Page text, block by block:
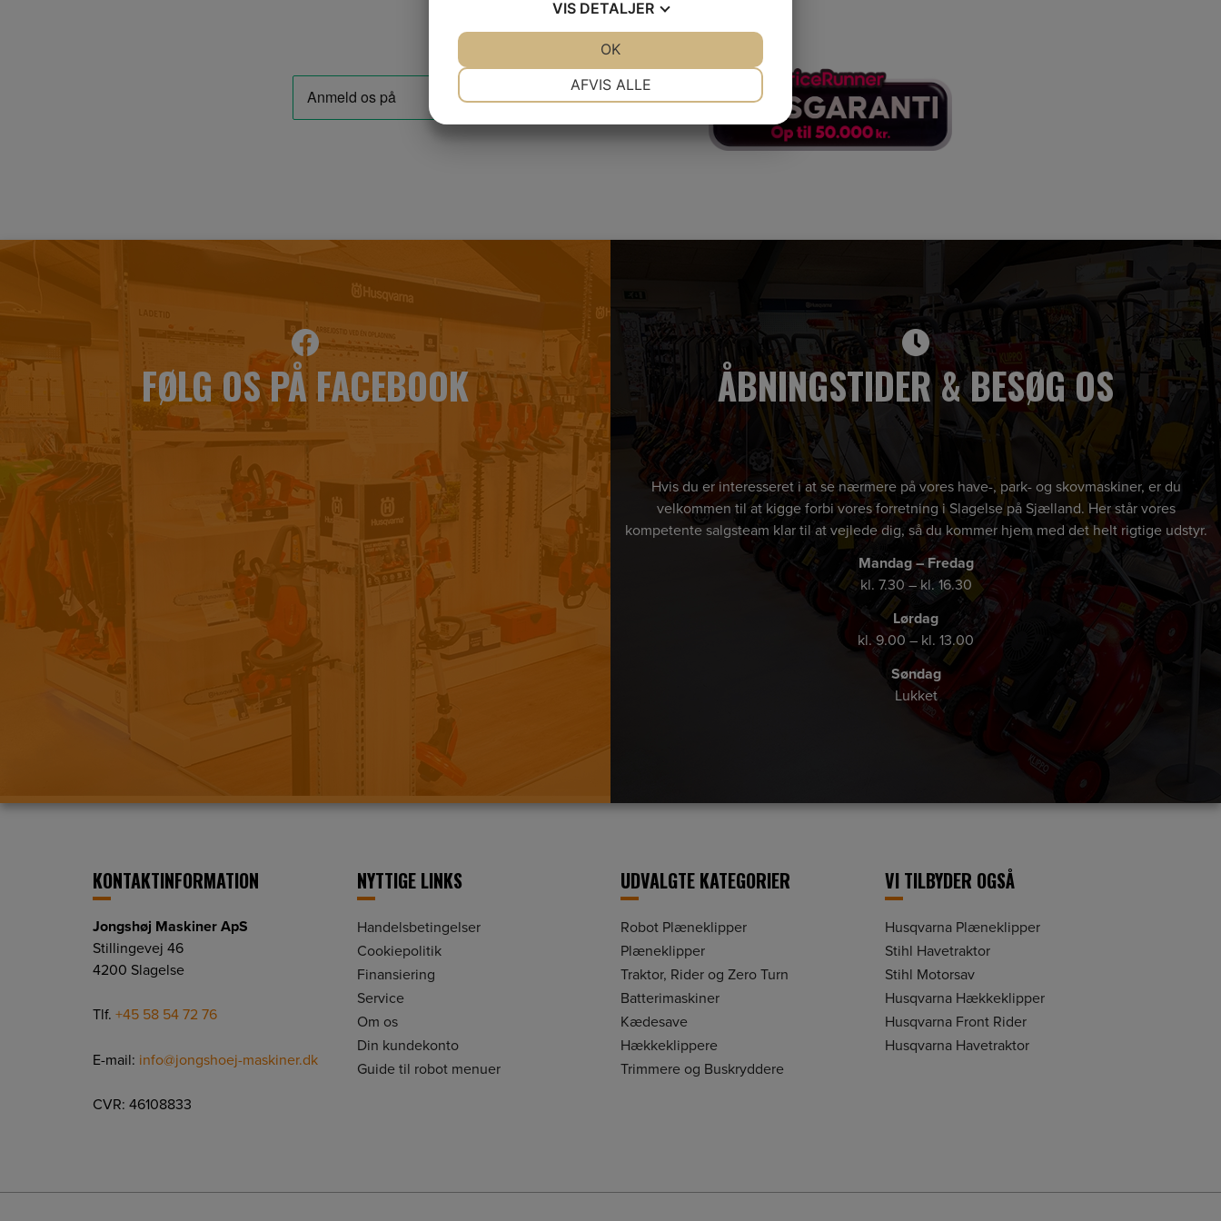
FØLG OS PÅ FACEBOOK ÅBNINGSTIDER & BESØG OS
Hvis du er interesseret i at se nærmere på vores have-, park- og skovmaskiner, er du
velkommen til at kigge forbi vores forretning i Slagelse på Sjælland. Her står vores
kompetente salgsteam klar til at vejlede dig, så du kommer hjem med det helt rigtige udstyr.
Mandag – Fredag
kl. 7.30 – kl. 16.30
Lørdag
kl. 9.00 – kl. 13.00
Søndag
Lukket
KONTAKTINFORMATION
Jongshøj Maskiner ApS
Stillingevej 46
4200 Slagelse
Tlf. +45 58 54 72 76
E-mail: info@jongshoej-maskiner.dk
CVR: 46108833
NYTTIGE LINKS
Handelsbetingelser
Cookiepolitik
Finansiering
Service
Om os
Din kundekonto
Guide til robot menuer
UDVALGTE KATEGORIER
Robot Plæneklipper
Plæneklipper
Traktor, Rider og Zero Turn
Batterimaskiner
Kædesave
Hækkeklippere
Trimmere og Buskryddere
VI TILBYDER OGSÅ
Husqvarna Plæneklipper
Stihl Havetraktor
Stihl Motorsav
Husqvarna Hækkeklipper
Husqvarna Front Rider
Husqvarna Havetraktor
VIS DETALJER
STATISTIK
AFVIS ALLE
OK